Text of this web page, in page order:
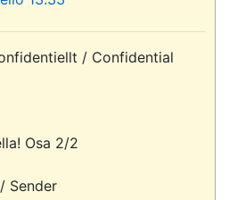
/ Confidential
Osa 2/2
Sender